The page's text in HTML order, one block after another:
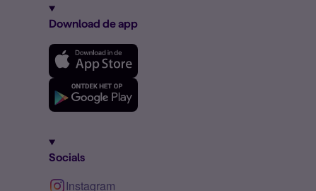
Download de app
Socials
Instagram